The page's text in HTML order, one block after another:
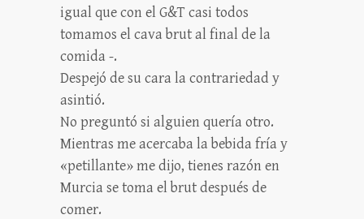
igual que con el G&T casi todos
tomamos el cava brut al final de la
comida -.
Despejó de su cara la contrariedad y
asintió.
No preguntó si alguien quería otro.
Mientras me acercaba la bebida fría y
«petillante» me dijo, tienes razón en
Murcia se toma el brut después de
comer.